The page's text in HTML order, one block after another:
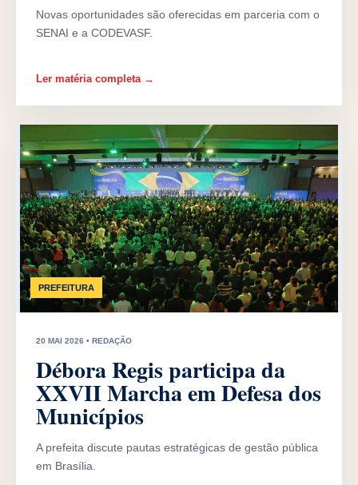
Novas oportunidades são oferecidas em parceria com o
SENAI e a CODEVASF.
Ler matéria completa →
PREFEITURA
20 MAI 2026 • REDAÇÃO
Débora Regis participa da
XXVII Marcha em Defesa dos
Municípios
A prefeita discute pautas estratégicas de gestão pública
em Brasília.